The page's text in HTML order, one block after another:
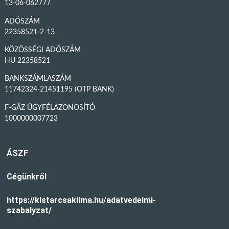
13-06-062777
ADÓSZÁM
22358521-2-13
KÖZÖSSÉGI ADÓSZÁM
HU 22358521
BANKSZÁMLASZÁM
11742324-21451195 (OTP BANK)
F-GÁZ ÜGYFÉLAZONOSÍTÓ
1000000007723
ÁSZF
Cégünkről
https://kistarcsaklima.hu/adatvedelmi-
szabalyzat/